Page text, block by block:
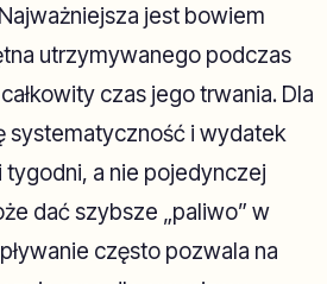
jest bowiem
utrzymywanego podczas
czas jego trwania. Dla
systematyczność i wydatek
a nie pojedynczej
dać szybsze „paliwo” w
często pozwala na